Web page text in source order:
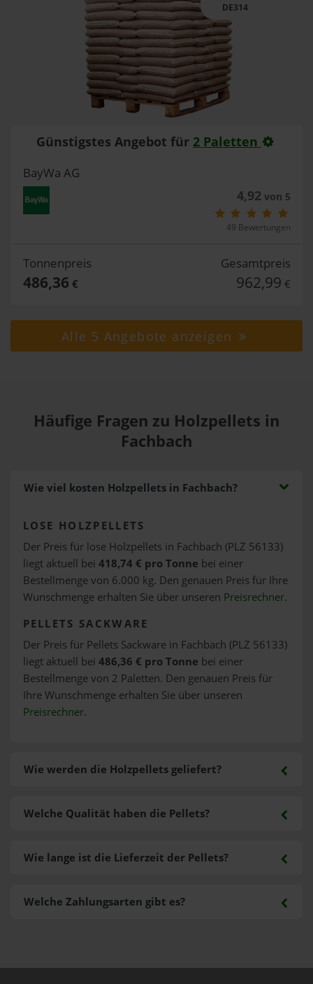
DE314
Günstigstes Angebot für 2 Paletten
BayWa AG
4,92von 5
49 Bewertungen
Tonnenpreis
486,36 €
Gesamtpreis
962,99 €
Alle 5 Angebote anzeigen
Häufige Fragen zu Holzpellets in
Fachbach
Wie viel kosten Holzpellets in Fachbach?
LOSE HOLZPELLETS
Der Preis für lose Holzpellets in Fachbach (PLZ 56133)
liegt aktuell bei 418,74 € pro Tonne bei einer
Bestellmenge von 6.000 kg. Den genauen Preis für Ihre
Wunschmenge erhalten Sie über unseren Preisrechner.
PELLETS SACKWARE
Der Preis für Pellets Sackware in Fachbach (PLZ 56133)
liegt aktuell bei 486,36 € pro Tonne bei einer
Bestellmenge von 2 Paletten. Den genauen Preis für
Ihre Wunschmenge erhalten Sie über unseren
Preisrechner.
Wie werden die Holzpellets geliefert?
Welche Zahlungsarten gibt es?
Welche Qualität haben die Pellets?
Wie lange ist die Lieferzeit der Pellets?